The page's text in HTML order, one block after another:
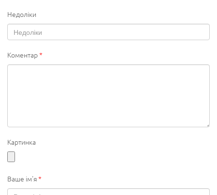
Недоліки
Коментар*
Картинка
Ваше ім'я*